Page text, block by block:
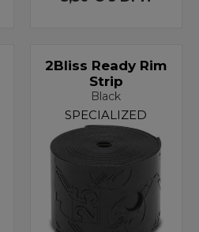
2Bliss Ready Rim
Strip
Black
SPECIALIZED